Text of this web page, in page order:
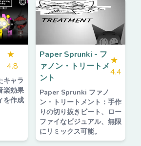
★
4.8
キャラ
楽効果
を作成
Paper Sprunki - フ
ァノン・トリートメ
ント
★
4.4
Paper Sprunki ファノ
ン・トリートメント：手作
りの切り抜きビート、ロー
ファイなビジュアル、無限
にリミックス可能。